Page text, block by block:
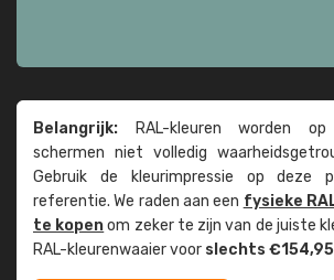
Belangrijk: RAL-kleuren worden op
schermen niet volledig
Gebruik de kleur­impressie op deze
referentie. We raden aan een fysieke
te kopenom zeker te zijn van de juiste
RAL-kleuren­waaier voor slechts €154,95